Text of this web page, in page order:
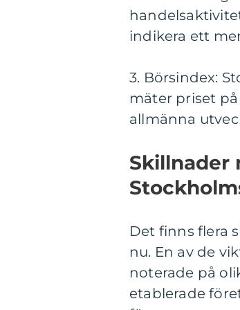
indikera ett
3. Börsindex:
mäter priset
allmänna
Skillnader
Det finns flera
nu. En av de
noterade på
etablerade